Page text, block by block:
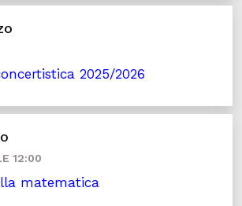
2025/2026
12:00
matematica